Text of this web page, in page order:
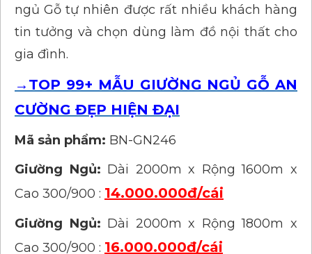
ngủ Gỗ tự nhiên được rất nhiều khách hàng
tin tưởng và chọn dùng làm đồ nội thất cho
gia đình.
→TOP 99+ MẪU GIƯỜNG NGỦ GỖ AN
CƯỜNG ĐẸP HIỆN ĐẠI
Mã sản phẩm: BN-GN246
Giường Ngủ: Dài 2000m x Rộng 1600m x
Cao 300/900 : 14.000.000đ/cái
Giường Ngủ: Dài 2000m x Rộng 1800m x
Cao 300/900 : 16.000.000đ/cái